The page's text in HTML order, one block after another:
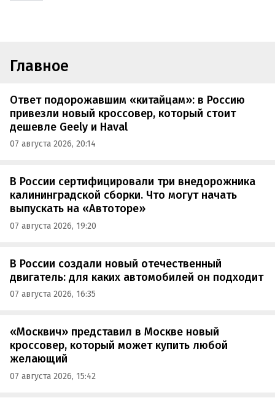
Главное
Ответ подорожавшим «китайцам»: в Россию
привезли новый кроссовер, который стоит
дешевле Geely и Haval
07 августа 2026, 20:14
В России сертифицировали три внедорожника
калининградской сборки. Что могут начать
выпускать на «Автоторе»
07 августа 2026, 19:20
В России создали новый отечественный
двигатель: для каких автомобилей он подходит
07 августа 2026, 16:35
«Москвич» представил в Москве новый
кроссовер, который может купить любой
желающий
07 августа 2026, 15:42